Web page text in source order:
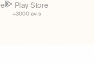
Play Store
+3000 avis